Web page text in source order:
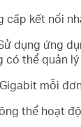
cấp kết nối
dụng ứng
có thể quản
mỗi
thể hoạt